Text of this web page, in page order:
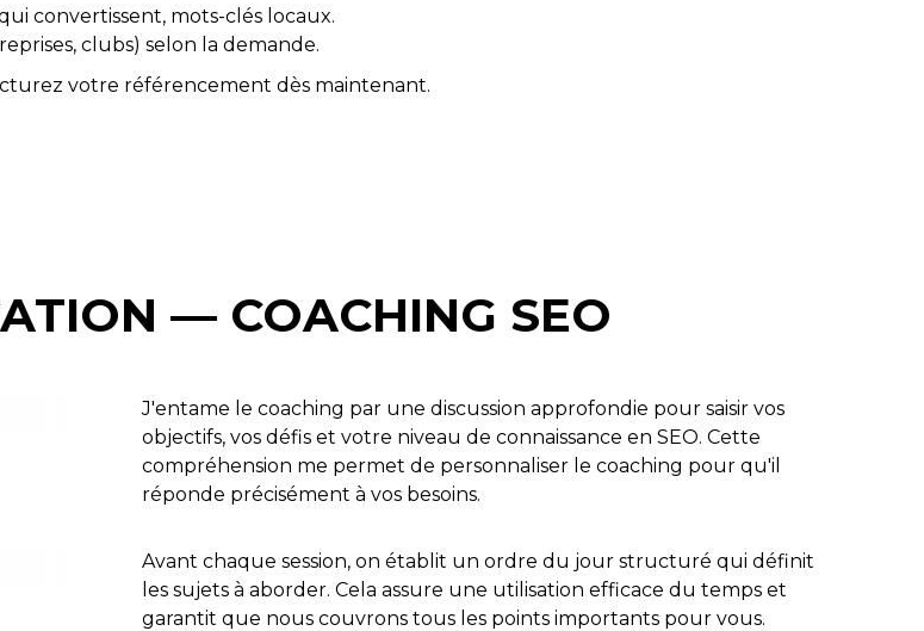
convertissent, mots-clés locaux.
clubs) selon la demande.
votre référencement dès maintenant.
— COACHING SEO
J'entame le coaching par une discussion approfondie pour saisir vos
objectifs, vos défis et votre niveau de connaissance en SEO. Cette
compréhension me permet de personnaliser le coaching pour qu'il
réponde précisément à vos besoins.
Avant chaque session, on établit un ordre du jour structuré qui définit
les sujets à aborder. Cela assure une utilisation efficace du temps et
garantit que nous couvrons tous les points importants pour vous.